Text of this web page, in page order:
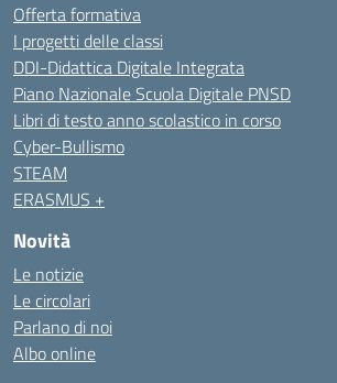
Offerta formativa
I progetti delle classi
DDI-Didattica Digitale Integrata
Piano Nazionale Scuola Digitale PNSD
Libri di testo anno scolastico in corso
Cyber-Bullismo
STEAM
ERASMUS +
Novità
Le notizie
Le circolari
Parlano di noi
Albo online